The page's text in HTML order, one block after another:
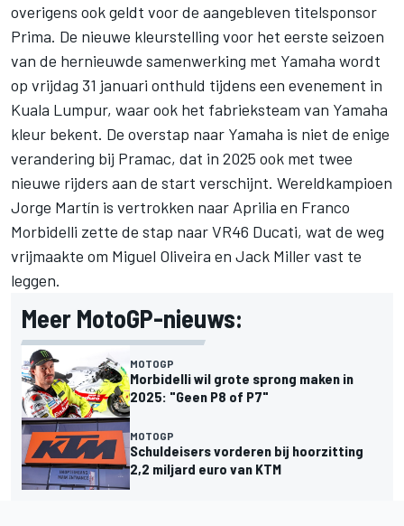
overigens ook geldt voor de aangebleven titelsponsor
Prima. De nieuwe kleurstelling voor het eerste seizoen
van de hernieuwde samenwerking met Yamaha wordt
op vrijdag 31 januari onthuld tijdens een evenement in
Kuala Lumpur, waar ook het fabrieksteam van Yamaha
kleur bekent. De overstap naar Yamaha is niet de enige
verandering bij Pramac, dat in 2025 ook met twee
nieuwe rijders aan de start verschijnt. Wereldkampioen
Jorge Martín is vertrokken naar Aprilia en Franco
Morbidelli zette de stap naar VR46 Ducati, wat de weg
vrijmaakte om Miguel Oliveira en Jack Millervast te
leggen.
Meer MotoGP-nieuws:
MOTOGP
Morbidelli wil grote sprong maken in
2025: "Geen P8 of P7"
MOTOGP
Schuldeisers vorderen bij hoorzitting
2,2 miljard euro van KTM